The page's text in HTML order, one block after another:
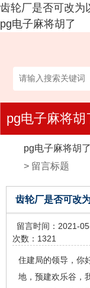
齿轮厂是否可改为
pg电子麻将胡了
pg电子麻将胡
pg电子麻将胡
> 留言标题
齿轮厂是否可改
留言时间：2021-
次数：1321
住建局的领导，你
地，预建欢乐谷，